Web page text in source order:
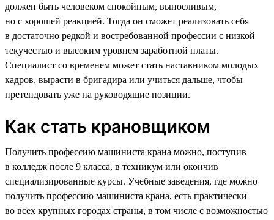
должен быть человеком спокойным, выносливым,
но с хорошей реакцией. Тогда он сможет реализовать себя
в достаточно редкой и востребованной профессии с низкой
текучестью и высоким уровнем заработной платы.
Специалист со временем может стать наставником молодых
кадров, вырасти в бригадира или учиться дальше, чтобы
претендовать уже на руководящие позиции.
Как стать крановщиком
Получить профессию машиниста крана можно, поступив
в колледж после 9 класса, в техникум или окончив
специализированные курсы. Учебные заведения, где можно
получить профессию машиниста крана, есть практически
во всех крупных городах страны, в том числе с возможностью